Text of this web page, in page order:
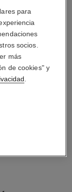
variar**
para
socios.
más
de cookies" y